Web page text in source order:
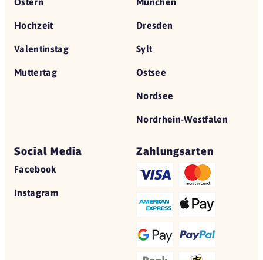
Hochzeit
Valentinstag
Muttertag
Dresden
Sylt
Ostsee
Nordsee
Nordrhein-Westfalen
Social Media
Facebook
Instagram
Zahlungsarten